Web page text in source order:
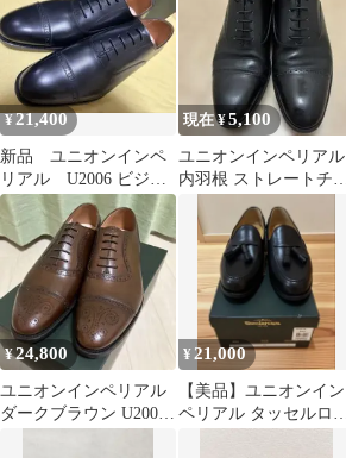
¥21,400
新品 ユニオンインペ
リアル U2006 ビジネ
スシューズ 7EEE
現在 ¥5,100
ユニオンインペリアル
内羽根 ストレートチッ
¥24,800
ユニオンインペリアル
ダークブラウン U2002
¥ 21,000
【美品】ユニオンイン
ペリアル タッセルロー